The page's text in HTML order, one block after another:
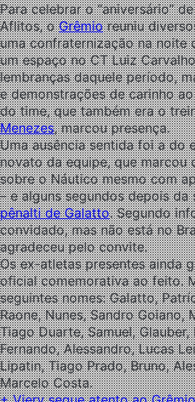
Para celebrar o “aniversário”
Aflitos, oGrêmioreuniu
uma confraternização na noite
um espaço no CT Luiz
lembranças daquele período,
e demonstrações de carinho
do time, que também era o
Menezes, marcou presença.
Uma ausência sentida foi a do
novato da equipe, que marcou
sobre o Náutico mesmo com
– e alguns segundos depois
pênalti de Galatto. Segundo
convidado, mas não está no
agradeceu pelo convite.
Os ex-atletas presentes ainda
oficial comemorativa ao feito.
seguintes nomes: Galatto,
Raone, Nunes, Sandro Goiano,
Tiago Duarte, Samuel,
Fernando, Alessandro, Lucas
Lipatin, Tiago Prado, Bruno,
Marcelo Costa.